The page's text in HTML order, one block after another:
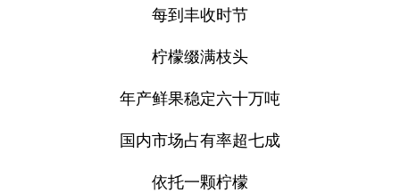
每到丰收时节
柠檬缀满枝头
年产鲜果稳定六十万吨
国内市场占有率超七成
依托一颗柠檬